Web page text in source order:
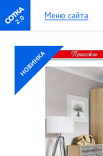
2.0 Меню сайта